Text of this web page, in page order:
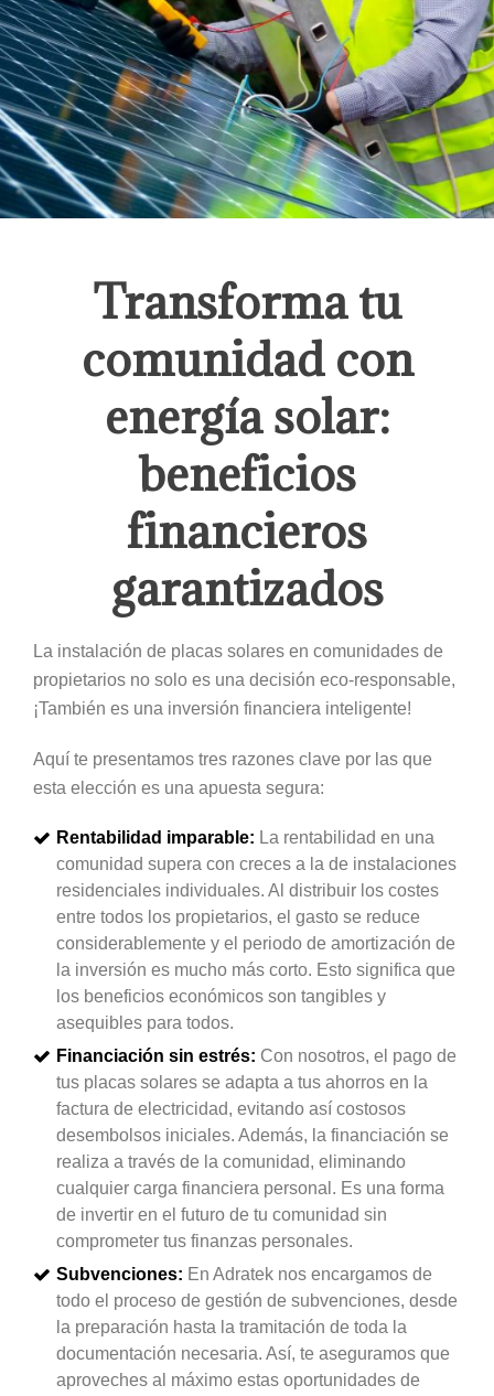
Transforma tu
comunidad con
energía solar:
beneficios
financieros
garantizados
La instalación de placas solares en comunidades de
propietarios no solo es una decisión eco-responsable,
¡También es una inversión financiera inteligente!
Aquí te presentamos tres razones clave por las que
esta elección es una apuesta segura:
Rentabilidad imparable: La rentabilidad en una
comunidad supera con creces a la de instalaciones
residenciales individuales. Al distribuir los costes
entre todos los propietarios, el gasto se reduce
considerablemente y el periodo de amortización de
la inversión es mucho más corto. Esto significa que
los beneficios económicos son tangibles y
asequibles para todos.
Financiación sin estrés: Con nosotros, el pago de
tus placas solares se adapta a tus ahorros en la
factura de electricidad, evitando así costosos
desembolsos iniciales. Además, la financiación se
realiza a través de la comunidad, eliminando
cualquier carga financiera personal. Es una forma
de invertir en el futuro de tu comunidad sin
comprometer tus finanzas personales.
Subvenciones: En Adratek nos encargamos de
todo el proceso de gestión de subvenciones, desde
la preparación hasta la tramitación de toda la
documentación necesaria. Así, te aseguramos que
aproveches al máximo estas oportunidades de